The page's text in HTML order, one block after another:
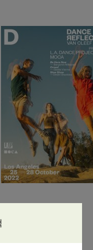
스앤젤레스, 홍콩, 뉴욕
지 일본 도쿄 인근에 있